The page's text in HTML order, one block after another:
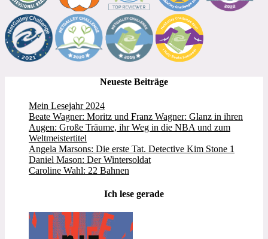
Neueste Beiträge
Mein Lesejahr 2024
Beate Wagner: Moritz und Franz Wagner: Glanz in ihren
Augen: Große Träume, ihr Weg in die NBA und zum
Weltmeistertitel
Angela Marsons: Die erste Tat. Detective Kim Stone 1
Daniel Mason: Der Wintersoldat
Caroline Wahl: 22 Bahnen
Ich lese gerade